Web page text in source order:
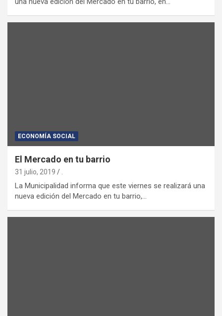
ECONOMÍA SOCIAL
El Mercado en tu barrio
31 julio, 2019 .
La Municipalidad informa que este viernes se realizará una
nueva edición del Mercado en tu barrio,…